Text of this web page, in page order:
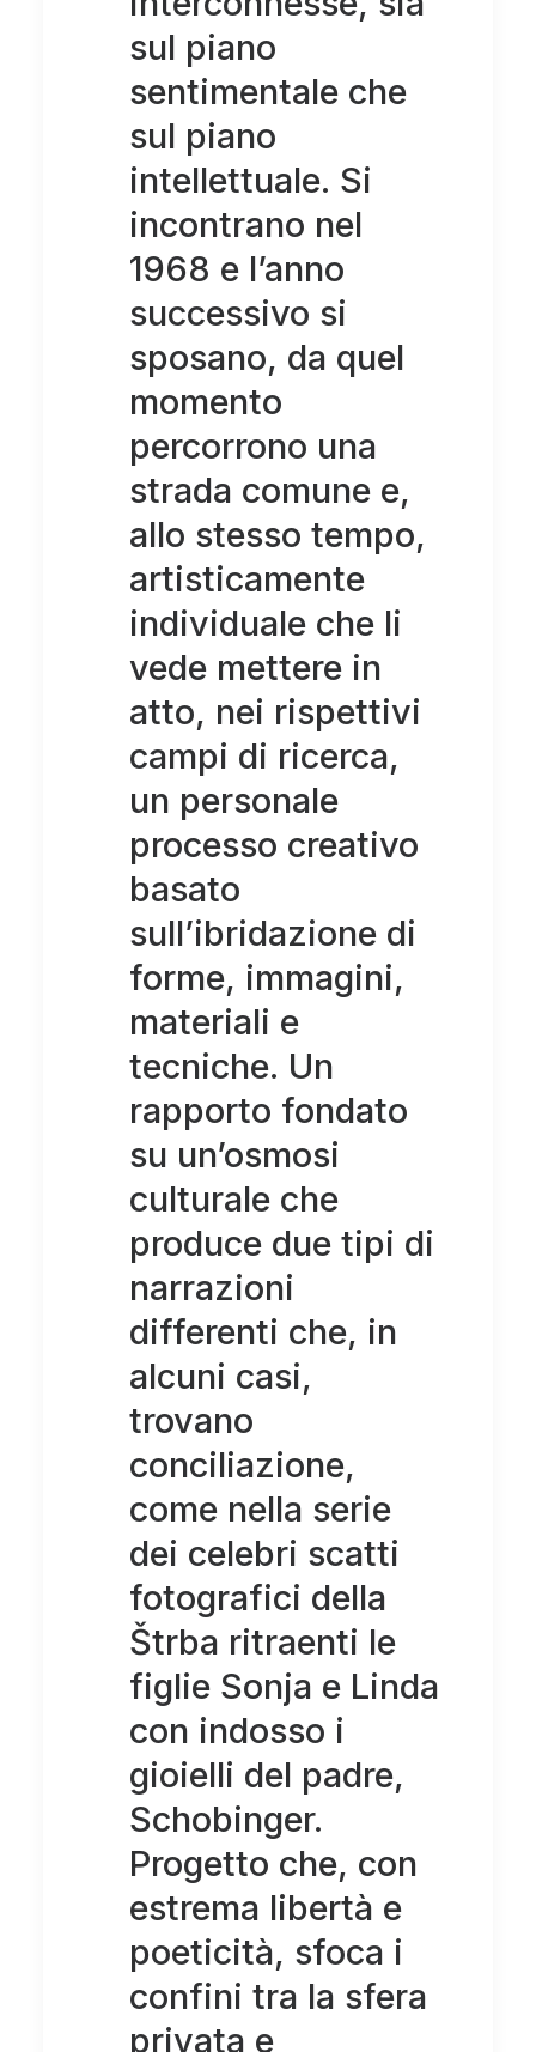
sul piano
sentimentale che
sul piano
intellettuale. Si
incontrano nel
1968 e l’anno
successivo si
sposano, da quel
momento
percorrono una
strada comune e,
allo stesso tempo,
artisticamente
individuale che li
vede mettere in
atto, nei rispettivi
campi di ricerca,
un personale
processo creativo
basato
sull’ibridazione di
forme, immagini,
materiali e
tecniche. Un
rapporto fondato
su un’osmosi
culturale che
produce due tipi di
narrazioni
differenti che, in
alcuni casi,
trovano
conciliazione,
come nella serie
dei celebri scatti
fotografici della
Štrba ritraenti le
figlie Sonja e Linda
con indosso i
gioielli del padre,
Schobinger.
Progetto che, con
estrema libertà e
poeticità, sfoca i
confini tra la sfera
privata e